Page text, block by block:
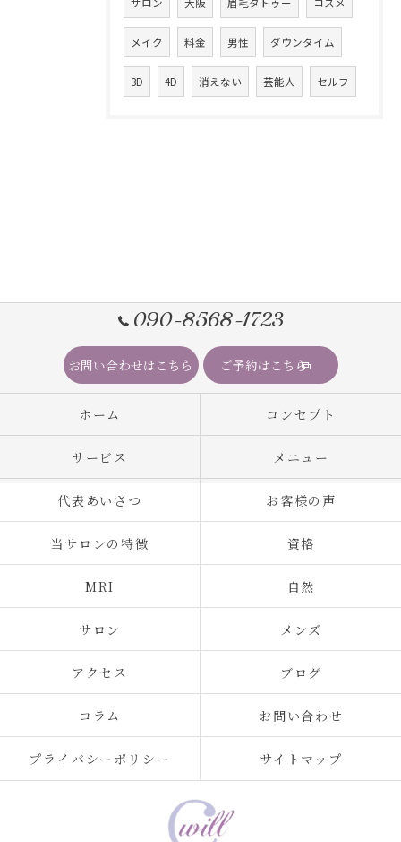
メイク 料金 男性 ダウンタイム
3D 4D 消えない 芸能人 セルフ
090-8568-1723
お問い合わせはこちら ご予約はこちら
ホーム コンセプト
サービス メニュー
代表あいさつ お客様の声
当サロンの特徴 資格
MRI 自然
サロン メンズ
アクセス ブログ
コラム お問い合わせ
プライバシーポリシー サイトマップ